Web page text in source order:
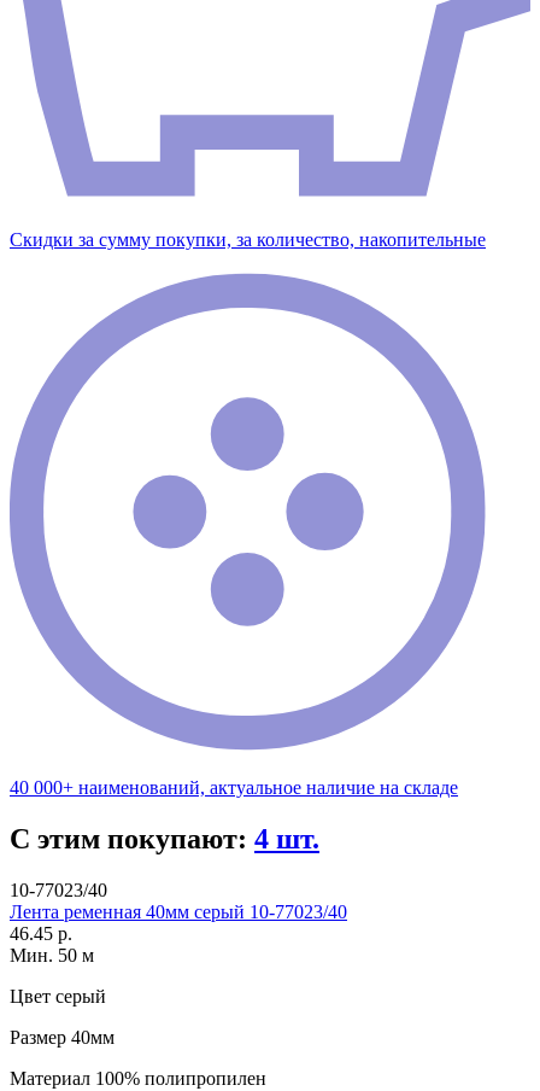
Скидки за сумму покупки, за количество, накопительные
40 000+ наименований, актуальное наличие на складе
С этим покупают: 4 шт.
10-77023/40
Лента ременная 40мм серый 10-77023/40
46.45 р.
Мин. 50 м
Цвет серый
Размер 40мм
Материал 100% полипропилен